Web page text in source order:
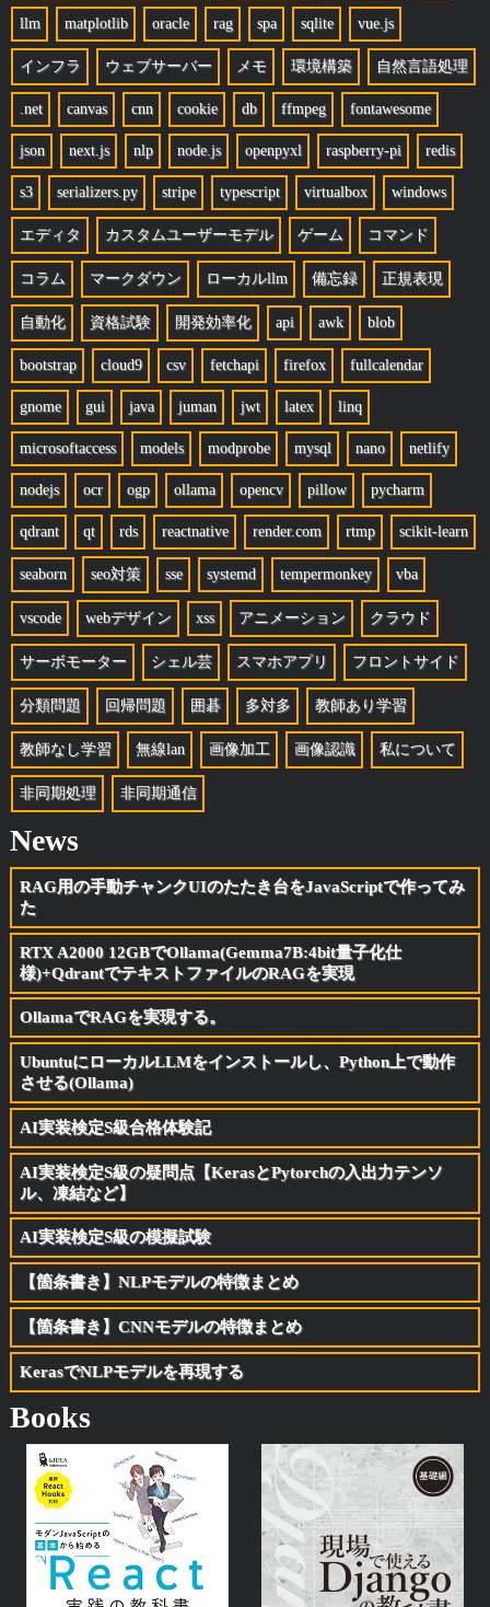
llm matplotlib oracle rag spa sqlite vue.js
インフラ ウェブサーバー メモ 環境構築 自然言語処理
.net canvas cnn cookie db ffmpeg fontawesome
json next.js nlp node.js openpyxl raspberry-pi redis
s3 serializers.py stripe typescript virtualbox windows
エディタ カスタムユーザーモデル ゲーム コマンド
コラム マークダウン ローカルllm 備忘録 正規表現
自動化 資格試験 開発効率化 api awk blob
bootstrap cloud9 csv fetchapi firefox fullcalendar
gnome gui java juman jwt latex linq
microsoftaccess models modprobe mysql nano netlify
nodejs ocr ogp ollama opencv pillow pycharm
qdrant qt rds reactnative render.com rtmp scikit-learn
seaborn seo対策 sse systemd tempermonkey vba
vscode webデザイン xss アニメーション クラウド
サーボモーター シェル芸 スマホアプリ フロントサイド
分類問題 回帰問題 囲碁 多対多 教師あり学習
教師なし学習 無線lan 画像加工 画像認識 私について
非同期処理 非同期通信
News
RAG用の手動チャンクUIのたたき台をJavaScriptで作ってみ
た
RTX A2000 12GBでOllama(Gemma7B:4bit量子化仕
様)+QdrantでテキストファイルのRAGを実現
OllamaでRAGを実現する。
UbuntuにローカルLLMをインストールし、Python上で動作
させる(Ollama)
AI実装検定S級合格体験記
AI実装検定S級の疑問点【KerasとPytorchの入出力テンソ
ル、凍結など】
AI実装検定S級の模擬試験
【箇条書き】NLPモデルの特徴まとめ
【箇条書き】CNNモデルの特徴まとめ
KerasでNLPモデルを再現する
Books